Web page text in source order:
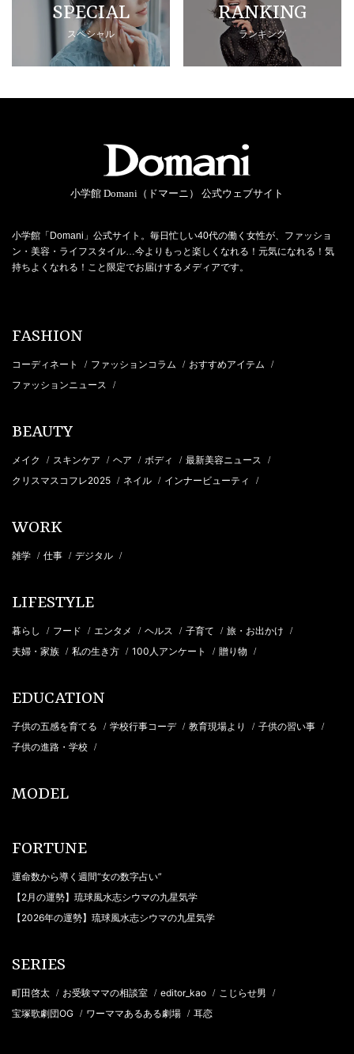
SPECIAL
スペシャル
RANKING
ランキング
小学館 Domani（ドマーニ） 公式ウェブサイト
小学館「Domani」公式サイト。毎日忙しい40代の働く女性が、ファッショ
ン・美容・ライフスタイル…今よりもっと楽しくなれる！元気になれる！気
持ちよくなれる！こと限定でお届けするメディアです。
FASHION
コーディネート / ファッションコラム / おすすめアイテム /
ファッションニュース /
BEAUTY
メイク / スキンケア / ヘア / ボディ / 最新美容ニュース /
クリスマスコフレ2025 / ネイル / インナービューティ /
WORK
雑学 / 仕事 / デジタル /
LIFESTYLE
暮らし / フード / エンタメ / ヘルス / 子育て / 旅・お出かけ /
夫婦・家族 / 私の生き方 / 100人アンケート / 贈り物 /
EDUCATION
子供の五感を育てる / 学校行事コーデ / 教育現場より / 子供の習い事 /
子供の進路・学校 /
MODEL
FORTUNE
運命数から導く週間“女の数字占い”
【2月の運勢】琉球風水志シウマの九星気学
【2026年の運勢】琉球風水志シウマの九星気学
SERIES
町田啓太 / お受験ママの相談室 / editor_kao / こじらせ男 /
宝塚歌劇団OG / ワーママあるある劇場 / 耳恋